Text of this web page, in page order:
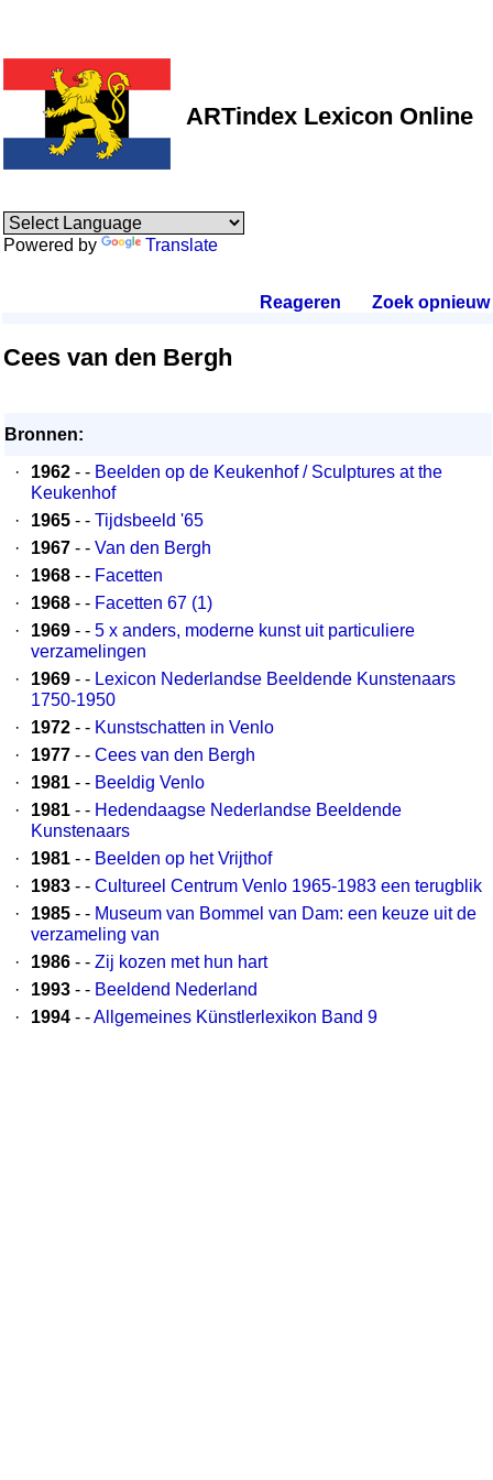
ARTindex Lexicon Online
Powered by Translate
Reageren Zoek opnieuw.
Cees van den Bergh
Bronnen:
·
1962 - - Beelden op de Keukenhof / Sculptures at the
Keukenhof
·
1965 - - Tijdsbeeld '65
·
1967 - - Van den Bergh
·
1968 - - Facetten
·
1968 - - Facetten 67 (1)
·
1969 - - 5 x anders, moderne kunst uit particuliere
verzamelingen
·
1969 - - Lexicon Nederlandse Beeldende Kunstenaars
1750-1950
·
1972 - - Kunstschatten in Venlo
·
1977 - - Cees van den Bergh
·
1981 - - Beeldig Venlo
·
1981 - - Hedendaagse Nederlandse Beeldende
Kunstenaars
·
1981 - - Beelden op het Vrijthof
·
1983 - - Cultureel Centrum Venlo 1965-1983 een terugblik
·
1985 - - Museum van Bommel van Dam: een keuze uit de
verzameling van
·
1986 - - Zij kozen met hun hart
·
1993 - - Beeldend Nederland
·
1994 - -Allgemeines Künstlerlexikon Band 9